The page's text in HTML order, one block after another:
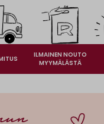
ILMAINEN NOUTO
MYYMÄLÄSTÄ